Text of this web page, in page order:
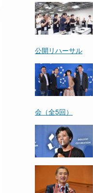
公開リハーサル
会（全5回）